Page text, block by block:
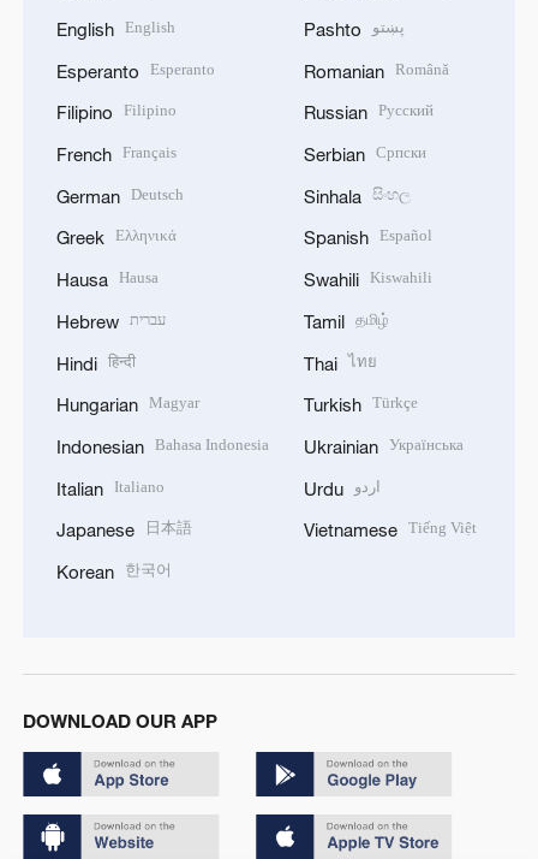
English English
Esperanto Esperanto
Filipino Filipino
French Français
German Deutsch
Greek Ελληνικά
Hausa Hausa
Hebrew עברית
Hindi हिन्दी
Hungarian Magyar
Indonesian Bahasa Indonesia
Italian Italiano
Japanese 日本語
Korean 한국어
Pashto پښتو
Romanian Română
Russian Русский
Serbian Српски
Sinhala සිංහල
Spanish Español
Swahili Kiswahili
Tamil தமிழ்
Thai ไทย
Turkish Türkçe
Ukrainian Українська
Urdu اردو
Vietnamese Tiếng Việt
DOWNLOAD OUR APP